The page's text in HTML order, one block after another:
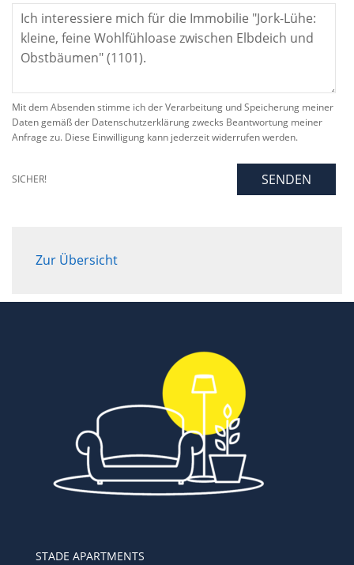
Mit dem Absenden stimme ich der Verarbeitung und Speicherung meiner
Daten gemäß der Datenschutzerklärung zwecks Beantwortung meiner
Anfrage zu. Diese Einwilligung kann jederzeit widerrufen werden.
SICHER! SENDEN
Zur Übersicht
STADE APARTMENTS